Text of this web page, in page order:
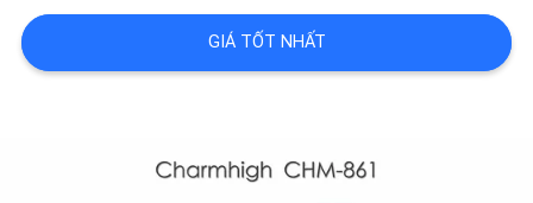
CHẤT
LƯỢNG
GIÁ TỐT NHẤT